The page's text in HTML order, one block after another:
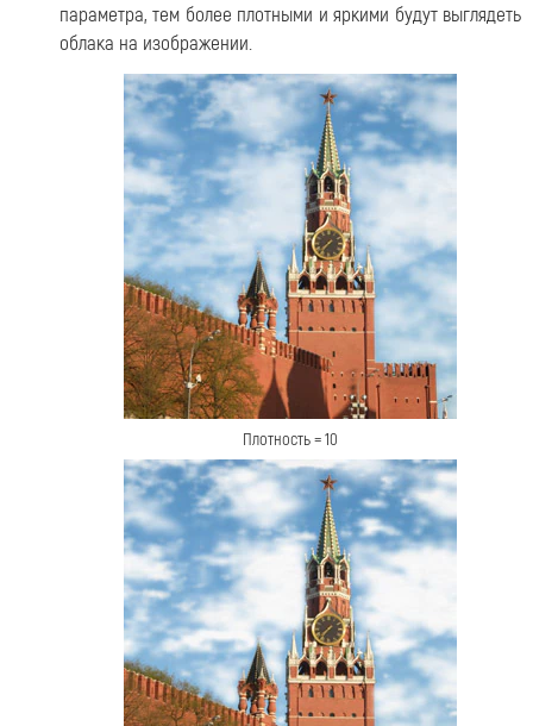
параметра, тем более плотными и яркими будут выглядеть
облака на изображении.
Плотность = 10